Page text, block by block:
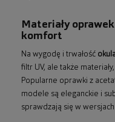
Materiały
komfort
Na wygodę i trwałość
filtr UV, ale także
Popularne oprawki z
modele są eleganckie i
sprawdzają się w